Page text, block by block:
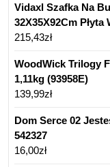
Vidaxl Szafka Na
32X35X92Cm Płyta
215,43zł
WoodWick Trilogy
1,11kg (93958E)
139,99zł
Dom Serce 02
542327
16,00zł